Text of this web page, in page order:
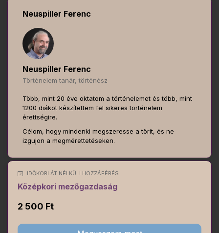
Neuspiller Ferenc
Neuspiller Ferenc
Történelem tanár, történész
Több, mint 20 éve oktatom a történelemet és több, mint
1200 diákot készítettem fel sikeres történelem
érettségire.
Célom, hogy mindenki megszeresse a törit, és ne
izgujon a megmérettetéseken.
IDŐKORLÁT NÉLKÜLI HOZZÁFÉRÉS
Középkori mezőgazdaság
2 500 Ft